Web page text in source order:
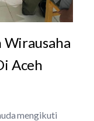
Wirausaha
Aceh
mengikuti